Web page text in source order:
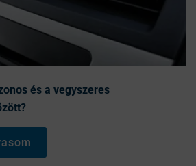
és a vegyszeres